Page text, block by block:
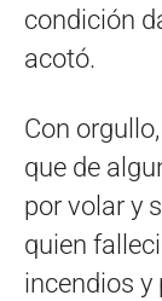
condición
acotó.
Con
que de
por volar y
quien
incendios y